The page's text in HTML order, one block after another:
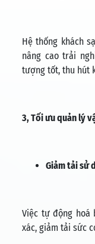
Hệ thống khách
nâng cao trải
tượng tốt, thu hút
3, Tối ưu quản lý
Giảm tải sử
Việc tự động hoá
xác, giảm tải sức